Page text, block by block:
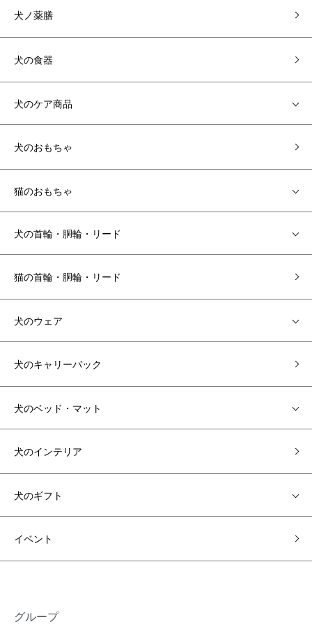
犬ノ薬膳
犬の食器
犬のケア商品
犬のおもちゃ
猫のおもちゃ
犬の首輪・胴輪・リード
猫の首輪・胴輪・リード
犬のウェア
犬のキャリーバック
犬のベッド・マット
犬のインテリア
犬のギフト
イベント
グループ